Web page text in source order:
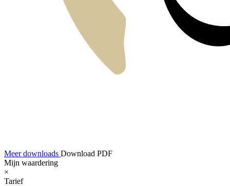
Meer downloads Download PDF
Mijn waardering
×
Tarief